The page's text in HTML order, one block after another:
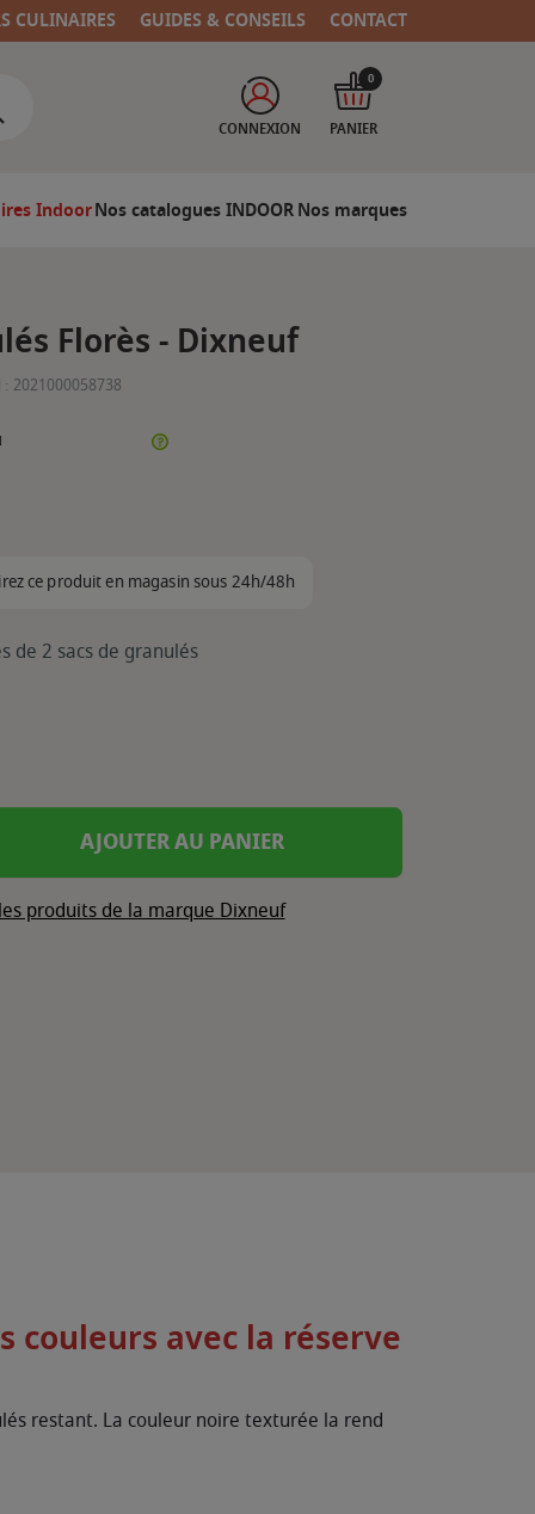
CULINAIRES GUIDES & CONSEILS CONTACT
CONNEXION PANIER
0
IndoorNos catalogues INDOORNos marques
Florès - Dixneuf
: 2021000058738
ce produit en magasin sous 24h/48h
de 2 sacs de granulés
AJOUTER AU PANIER
produits de la marque Dixneuf
couleurs avec la réserve
restant. La couleur noire texturée la rend